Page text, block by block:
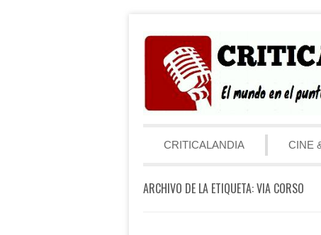
Menú
CRITICALANDIA
CINE
ARCHIVO DE LA ETIQUETA:VIA CORSO